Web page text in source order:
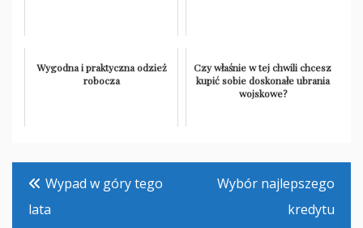
Wygodna i praktyczna odzież
robocza
Czy właśnie w tej chwili chcesz
kupić sobie doskonałe ubrania
wojskowe?
Nawigacja
wpisu
Wypad w góry tego
lata
Wybór najlepszego
kredytu